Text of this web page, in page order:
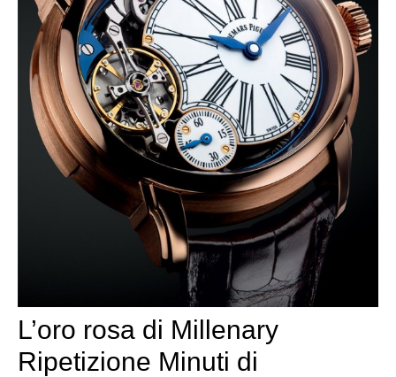
L’oro rosa di Millenary
Ripetizione Minuti di